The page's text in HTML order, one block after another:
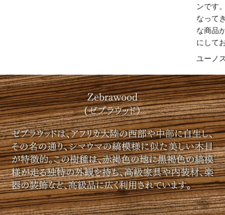
飲用や皮膚への直接塗布など、芳香以外の目的では使用しな
◆ ご使用の際は、まず1〜2滴からお試しいただき、香りの強
さを確認しながらお好みに合わせて少しずつ量を調整してく
を追加してご使用ください。
ンです。他
なってきま
な商品が出
にしており
ユーノス